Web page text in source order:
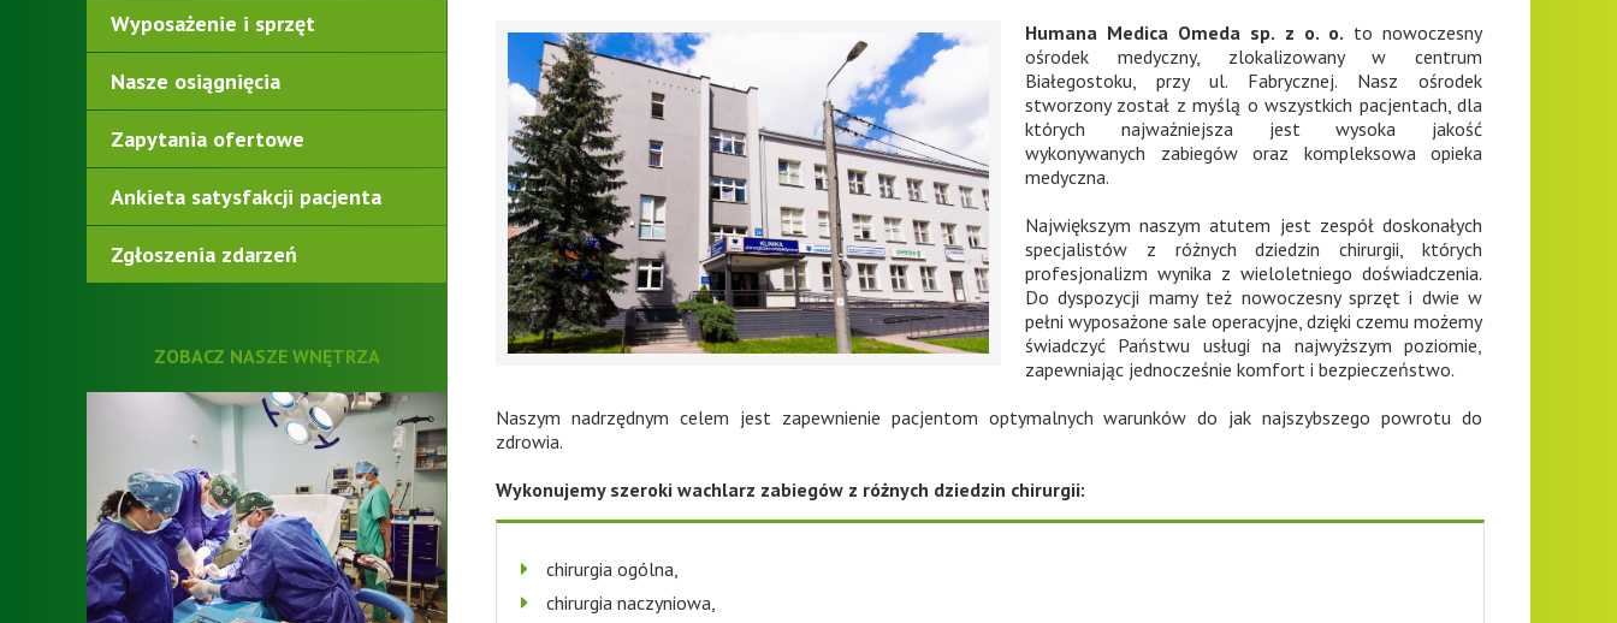
Wyposażenie i sprzęt
Nasze osiągnięcia
Zapytania ofertowe
Ankieta satysfakcji pacjenta
Zgłoszenia zdarzeń
ZOBACZ NASZE WNĘTRZA
Humana Medica Omeda sp. z o. o. to nowoczesny
ośrodek medyczny, zlokalizowany w centrum
Białegostoku, przy ul. Fabrycznej. Nasz ośrodek
stworzony został z myślą o wszystkich pacjentach, dla
których najważniejsza jest wysoka jakość
wykonywanych zabiegów oraz kompleksowa opieka
medyczna.
Największym naszym atutem jest zespół doskonałych
specjalistów z różnych dziedzin chirurgii, których
profesjonalizm wynika z wieloletniego doświadczenia.
Do dyspozycji mamy też nowoczesny sprzęt i dwie w
pełni wyposażone sale operacyjne, dzięki czemu możemy
świadczyć Państwu usługi na najwyższym poziomie,
zapewniając jednocześnie komfort i bezpieczeństwo.
Naszym nadrzędnym celem jest zapewnienie pacjentom optymalnych warunków do jak najszybszego powrotu do
zdrowia.
Wykonujemy szeroki wachlarz zabiegów z różnych dziedzin chirurgii:
chirurgia ogólna,
chirurgia naczyniowa,